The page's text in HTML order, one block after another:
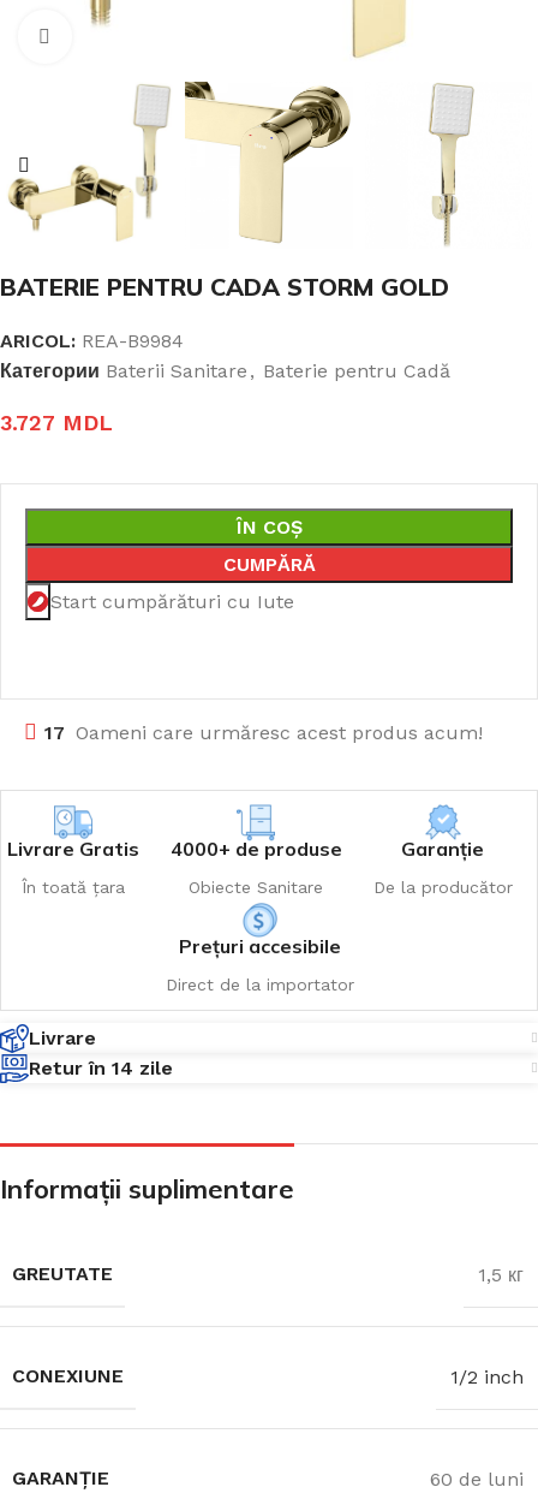
BATERIE PENTRU CADA STORM GOLD
ARICOL: REA-B9984
Категории Baterii Sanitare , Baterie pentru Cadă
3.727 MDL
ÎN COȘ
CUMPĂRĂ
Start cumpărături cu Iute
17 Oameni care urmăresc acest produs acum!
Livrare Gratis
În toată țara
4000+ de produse
Obiecte Sanitare
Garanție
De la producător
Prețuri accesibile
Direct de la importator
Livrare
Retur în 14 zile
Informații suplimentare
GREUTATE 1,5 кг
CONEXIUNE 1/2 inch
GARANȚIE 60 de luni